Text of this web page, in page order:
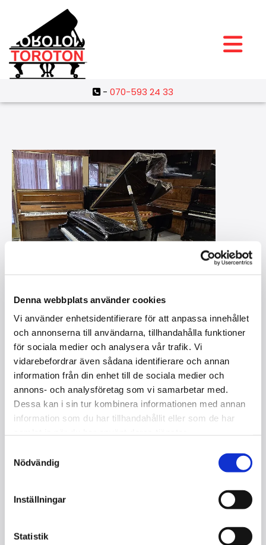
Denna webbplats använder cookies
Vi använder enhetsidentifierare för att anpassa innehållet
och annonserna till användarna, tillhandahålla funktioner
för sociala medier och analysera vår trafik. Vi
vidarebefordrar även sådana identifierare och annan
information från din enhet till de sociala medier och
annons- och analysföretag som vi samarbetar med.
Dessa kan i sin tur kombinera informationen med annan
information som du har tillhandahållit eller som de har
Nödvändig
Inställningar
Statistik
- 070-593 24 33
STEINWAY & SONS B-211 SÅLD
I lager
Kontakta oss
Mekanik : Steinway/Renner
Pedaler : 3
Serienummer : 493...